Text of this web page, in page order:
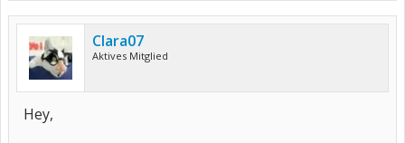
Clara07
Aktives Mitglied
Hey,